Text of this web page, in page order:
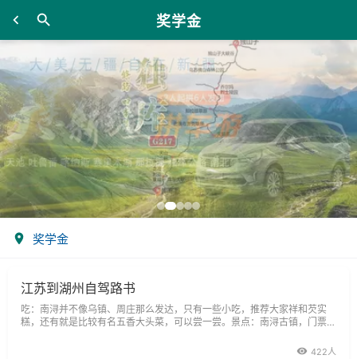
奖学金
奖学金
江苏到湖州自驾路书
吃：南浔并不像乌镇、周庄那么发达，只有一些小吃，推荐大家祥和芡实
糕，还有就是比较有名五香大头菜，可以尝一尝。景点：南浔古镇，门票1
经济发达，人文荟萃，环境秀美，且名胜古迹甚多，在明清时代就是一个典
422人